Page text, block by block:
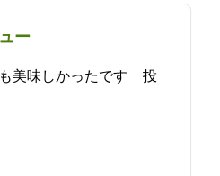
ー
ったです 2021-09-08 20:38:32投